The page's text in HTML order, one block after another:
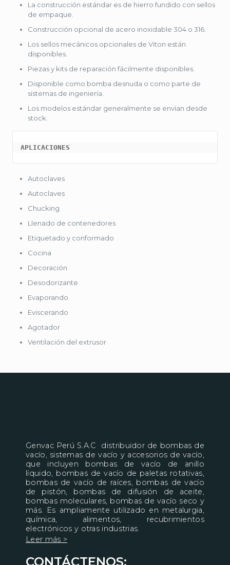
La construcción estándar es de hierro fundido con sellos
de empaque.
Construcción opcional de acero inoxidable 304 o 316.
Los sellos mecánicos opcionales de Viton están
disponibles.
Piezas y kits de reparación fácilmente disponibles.
Disponible como bomba desnuda o como parte de
sistemas de ingeniería.
Los modelos estándar generalmente se envían desde
stock.
APLICACIONES
Autoclaves
Autoclaves
Chucking
Llenado de contenedores
Etiquetado y conformado
Cocina
Decoración
Desodorizante
Evaporando
Eviscerando
Agotador
Ventilación del extrusor
Genvac Perú S.A.C distribuidor de bombas de
vacío, sistemas de vacío y accesorios de vacío,
que incluyen bombas de vacío de anillo
líquido, bombas de vacío de paletas rotativas,
bombas de vacío de raíces, bombas de vacío
de pistón, bombas de difusión de aceite,
bombas moleculares, bombas de vacío seco y
más. Es ampliamente utilizado en metalurgia,
química, alimentos, recubrimientos
electrónicos y otras industrias.
Leer más >
CONTÁCTENOS: